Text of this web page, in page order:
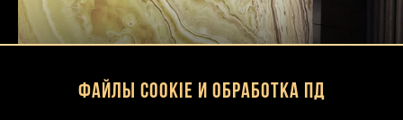
Файлы Cookie и обработка ПД